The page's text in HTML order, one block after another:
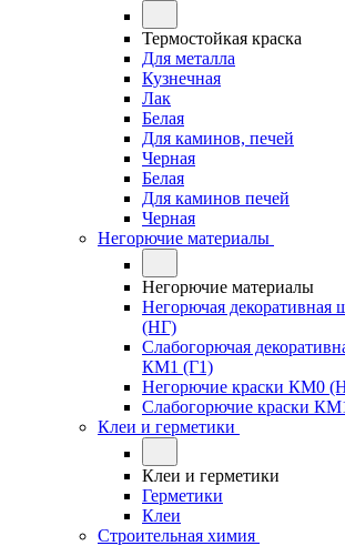
Термостойкая краска
Для металла
Кузнечная
Лак
Белая
Для каминов, печей
Черная
Белая
Для каминов печей
Черная
Негорючие материалы
Негорючие материалы
Негорючая декоративная
(НГ)
Слабогорючая
КМ1 (Г1)
Негорючие краски КМ0
Слабогорючие краски
Клеи и герметики
Клеи и герметики
Герметики
Клеи
Строительная химия